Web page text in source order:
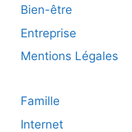
Bien-être
Entreprise
Mentions Légales
Famille
Internet